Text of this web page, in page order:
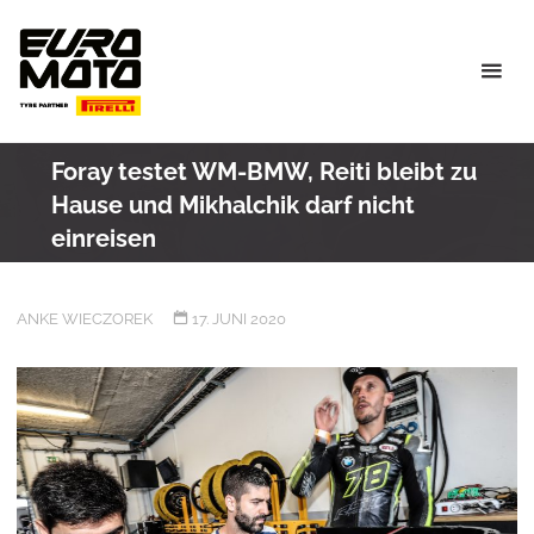
content
Foray testet WM-BMW, Reiti bleibt zu
Hause und Mikhalchik darf nicht
einreisen
ANKE WIECZOREK 17. JUNI 2020